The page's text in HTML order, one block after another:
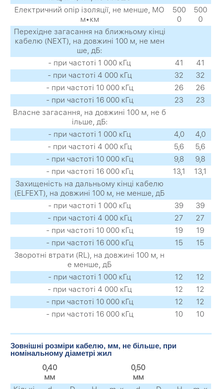
Електричний опір ізоляції, не менше, МО
м•км
500
0
500
0
Перехідне загасання на ближньому кінці
кабелю (NEXT), на довжині 100 м, не мен
ше, дБ:
- при частоті 1 000 кГц
41
41
- при частоті 4 000 кГц
32
32
- при частоті 10 000 кГц
26
26
- при частоті 16 000 кГц
23
23
Власне загасання, на довжині 100 м, не б
ільше, дБ:
- при частоті 1 000 кГц
4,0
4,0
- при частоті 4 000 кГц
5,6
5,6
- при частоті 10 000 кГц
9,8
9,8
- при частоті 16 000 кГц
13,1
13,1
Захищеність на дальньому кінці кабелю
(ELFEXT), на довжині 100 м, не менше, дБ
- при частоті 1 000 кГц
39
39
- при частоті 4 000 кГц
27
27
- при частоті 10 000 кГц
19
19
- при частоті 16 000 кГц
15
15
Зворотні втрати (RL), на довжині 100 м, н
е менше, дБ
- при частоті 1 000 кГц
12
12
- при частоті 4 000 кГц
12
12
- при частоті 10 000 кГц
12
12
- при частоті 16 000 кГц
10 10
Зовнішні розміри кабелю, мм, не більше, при
номінальному діаметрі жил
0,40
мм
0,50
мм